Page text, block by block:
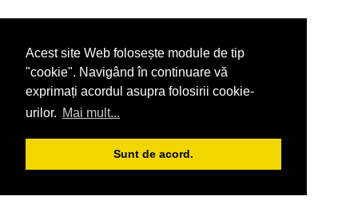
Acest site Web folosește module de tip
"cookie". Navigând în continuare vă
exprimați acordul asupra folosirii cookie-
urilor. Mai mult...
Sunt de acord.